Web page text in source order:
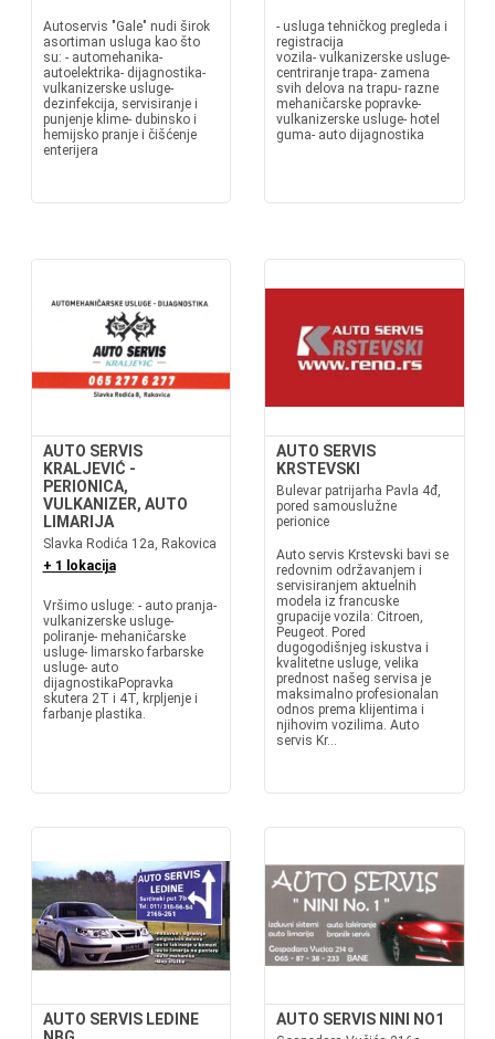
Autoservis "Gale" nudi širok
asortiman usluga kao što
su: - automehanika-
autoelektrika- dijagnostika-
vulkanizerske usluge-
dezinfekcija, servisiranje i
punjenje klime- dubinsko i
hemijsko pranje i čišćenje
enterijera
- usluga tehničkog pregleda i
registracija
vozila- vulkanizerske usluge-
centriranje trapa- zamena
svih delova na trapu- razne
mehaničarske popravke-
vulkanizerske usluge- hotel
guma- auto dijagnostika
AUTO SERVIS
KRALJEVIĆ -
PERIONICA,
VULKANIZER, AUTO
LIMARIJA
Slavka Rodića 12a, Rakovica
+ 1 lokacija
Vršimo usluge: - auto pranja-
vulkanizerske usluge-
poliranje- mehaničarske
usluge- limarsko farbarske
usluge- auto
dijagnostikaPopravka
skutera 2T i 4T, krpljenje i
farbanje plastika.
AUTO SERVIS
KRSTEVSKI
Bulevar patrijarha Pavla 4đ,
pored samouslužne
perionice
Auto servis Krstevski bavi se
redovnim održavanjem i
servisiranjem aktuelnih
modela iz francuske
grupacije vozila: Citroen,
Peugeot. Pored
dugogodišnjeg iskustva i
kvalitetne usluge, velika
prednost našeg servisa je
maksimalno profesionalan
odnos prema klijentima i
njihovim vozilima. Auto
servis Kr...
AUTO SERVIS LEDINE
AUTO SERVIS NINI NO1